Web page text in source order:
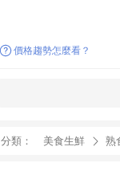
價格趨勢怎麼看？
分類： 美食生鮮 熟